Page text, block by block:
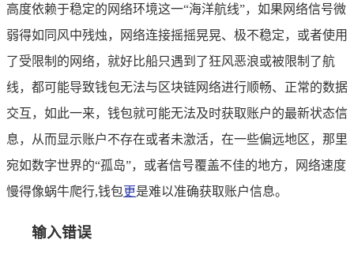
高度依赖于稳定的网络环境这一“海洋航线”，如果网络信号微
弱得如同风中残烛，网络连接摇摇晃晃、极不稳定，或者使用
了受限制的网络，就好比船只遇到了狂风恶浪或被限制了航
线，都可能导致钱包无法与区块链网络进行顺畅、正常的数据
交互，如此一来，钱包就可能无法及时获取账户的最新状态信
息，从而显示账户不存在或者未激活，在一些偏远地区，那里
宛如数字世界的“孤岛”，或者信号覆盖不佳的地方，网络速度
慢得像蜗牛爬行,钱包更是难以准确获取账户信息。
输入错误